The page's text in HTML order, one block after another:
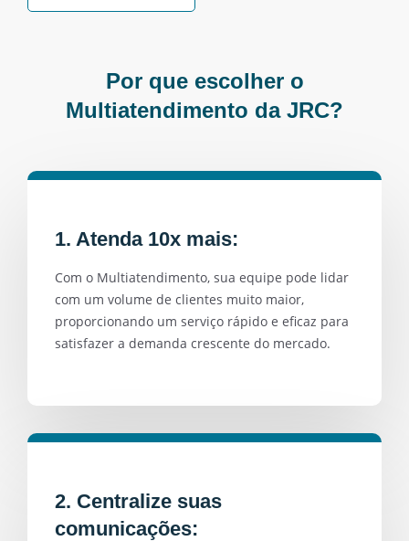
Por que escolher o
Multiatendimento da JRC?
1. Atenda 10x mais:
Com o Multiatendimento, sua equipe pode lidar
com um volume de clientes muito maior,
proporcionando um serviço rápido e eficaz para
satisfazer a demanda crescente do mercado.
2. Centralize suas
comunicações: